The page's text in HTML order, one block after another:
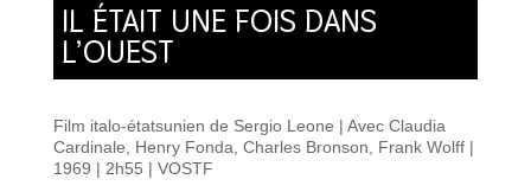
IL ÉTAIT UNE FOIS DANS
L’OUEST
Film italo-étatsunien de Sergio Leone | Avec Claudia
Cardinale, Henry Fonda, Charles Bronson, Frank Wolff |
1969 | 2h55 | VOSTF